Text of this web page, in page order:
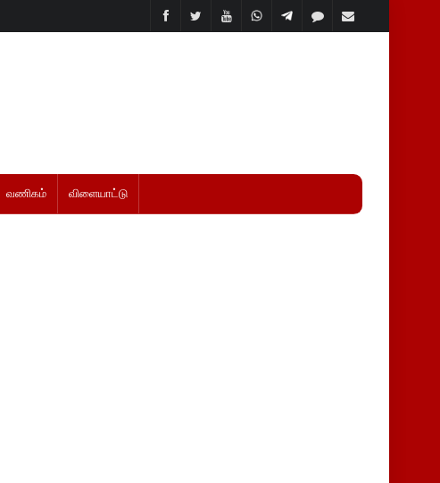
வணிகம் விளையாட்டு